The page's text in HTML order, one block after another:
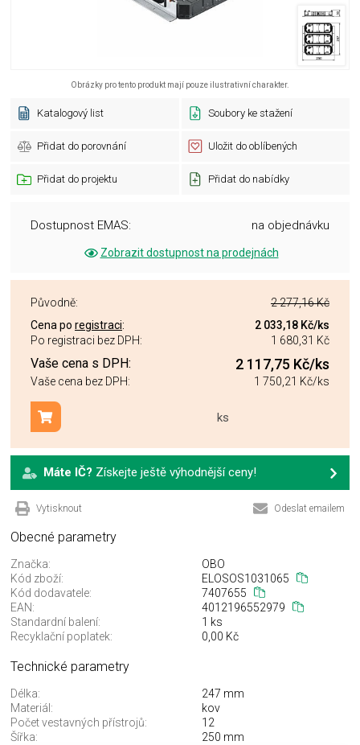
Obrázky pro tento produkt mají pouze ilustrativní charakter.
Katalogový list Soubory ke stažení
Přidat do porovnání Uložit do oblíbených
Přidat do projektu Přidat do nabídky
Dostupnost EMAS: na objednávku
Zobrazit dostupnost na prodejnách
Původně:
2 277,16 Kč
Cena po registraci: 2 033,18 Kč/ks
Po registraci bez DPH:
1 680,31 Kč
Vaše cena s DPH: 2 117,75 Kč/ks
Vaše cena bez DPH: 1 750,21 Kč/ks
ks
Přidat do košíku
Máte IČ? Získejte ještě výhodnější ceny!
Vytisknout Odeslat emailem
Obecné parametry
Značka:
OBO
Kód zboží:
ELOSOS1031065
Kód dodavatele:
7407655
EAN:
4012196552979
Standardní balení:
1 ks
Recyklační poplatek:
0,00 Kč
Technické parametry
Délka:
247 mm
Materiál:
kov
Počet vestavných přístrojů:
12
Šířka:
250 mm